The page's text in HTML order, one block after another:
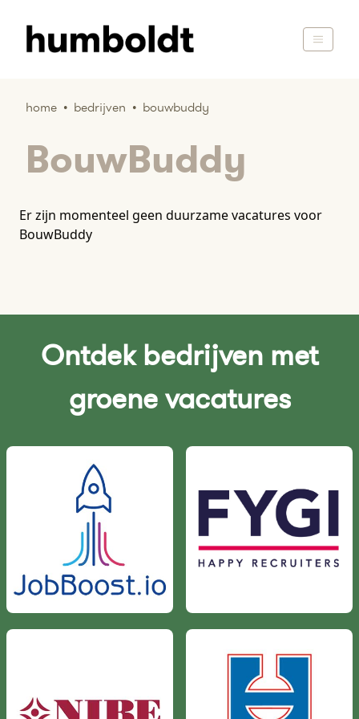
home • bedrijven • bouwbuddy
BouwBuddy
Er zijn momenteel geen duurzame vacatures voor
BouwBuddy
Ontdek bedrijven met
groene vacatures